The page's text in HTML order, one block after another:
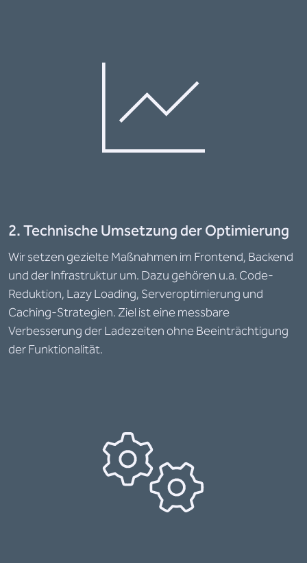
2. Technische Umsetzung der Optimierung
Wir setzen gezielte Maßnahmen im Frontend, Backend
und der Infrastruktur um. Dazu gehören u.a. Code-
Reduktion, Lazy Loading, Serveroptimierung und
Caching-Strategien. Ziel ist eine messbare
Verbesserung der Ladezeiten ohne Beeinträchtigung
der Funktionalität.